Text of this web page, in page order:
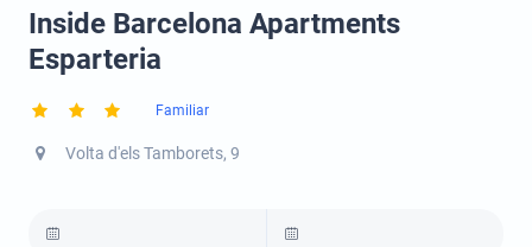
Inside Barcelona Apartments
Esparteria
Familiar
Volta d'els Tamborets, 9